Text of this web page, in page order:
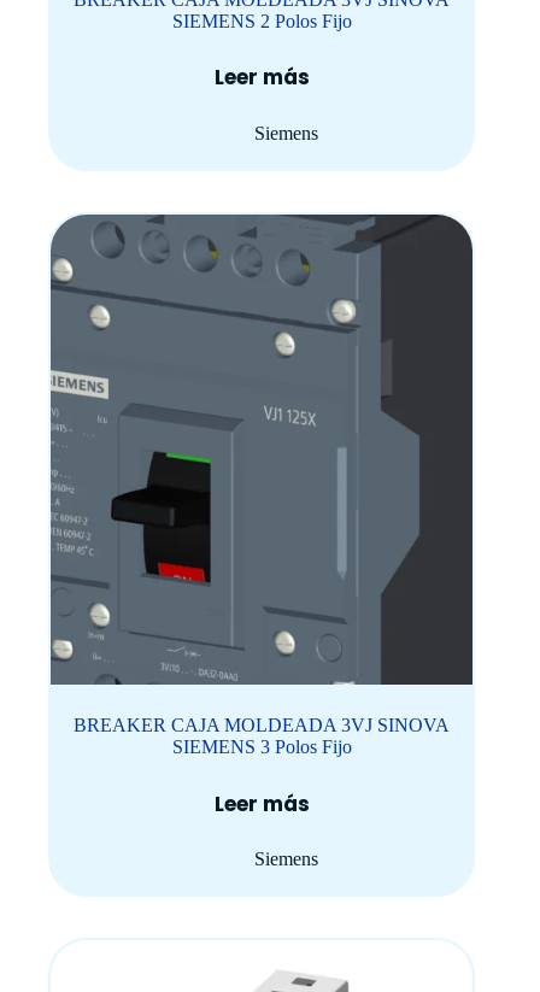
SIEMENS 2 Polos Fijo
Leer más
Siemens
BREAKER CAJA MOLDEADA 3VJ SINOVA
SIEMENS 3 Polos Fijo
Leer más
Siemens